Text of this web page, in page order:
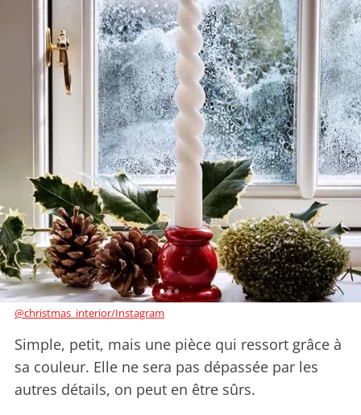
@christmas_interior/Instagram
Simple, petit, mais une pièce qui ressort grâce à
sa couleur. Elle ne sera pas dépassée par les
autres détails, on peut en être sûrs.